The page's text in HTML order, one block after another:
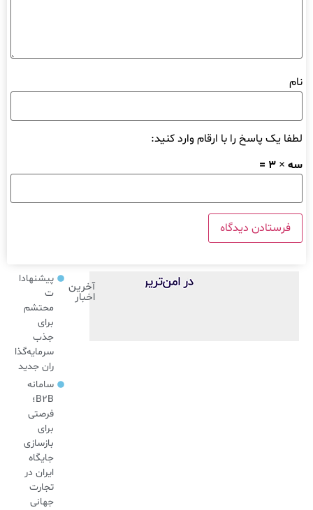
نام
لطفا یک پاسخ را با ارقام وارد کنید:
سه × 3 =
آخرین
اخبار
پیشنهادا
ت
محتشم
برای
جذب
سرمایه‌گذا
ران جدید
سامانه
B2B؛
فرصتی
برای
بازسازی
جایگاه
ایران در
تجارت
جهانی